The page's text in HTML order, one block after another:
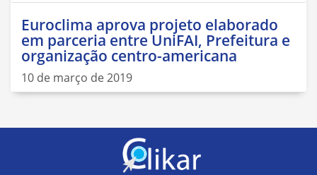
Euroclima aprova projeto elaborado
em parceria entre UniFAI, Prefeitura e
organização centro-americana
10 de março de 2019